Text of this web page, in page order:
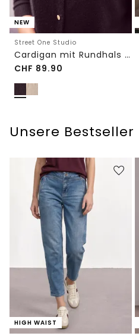
NEW
Street One Studio
Cardigan mit Rundhals und Knöpfen
CHF 89.90
Unsere Bestseller
HIGH WAIST